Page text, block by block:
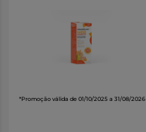
*Promoção válida de 01/10/2025 a 31/08/2026